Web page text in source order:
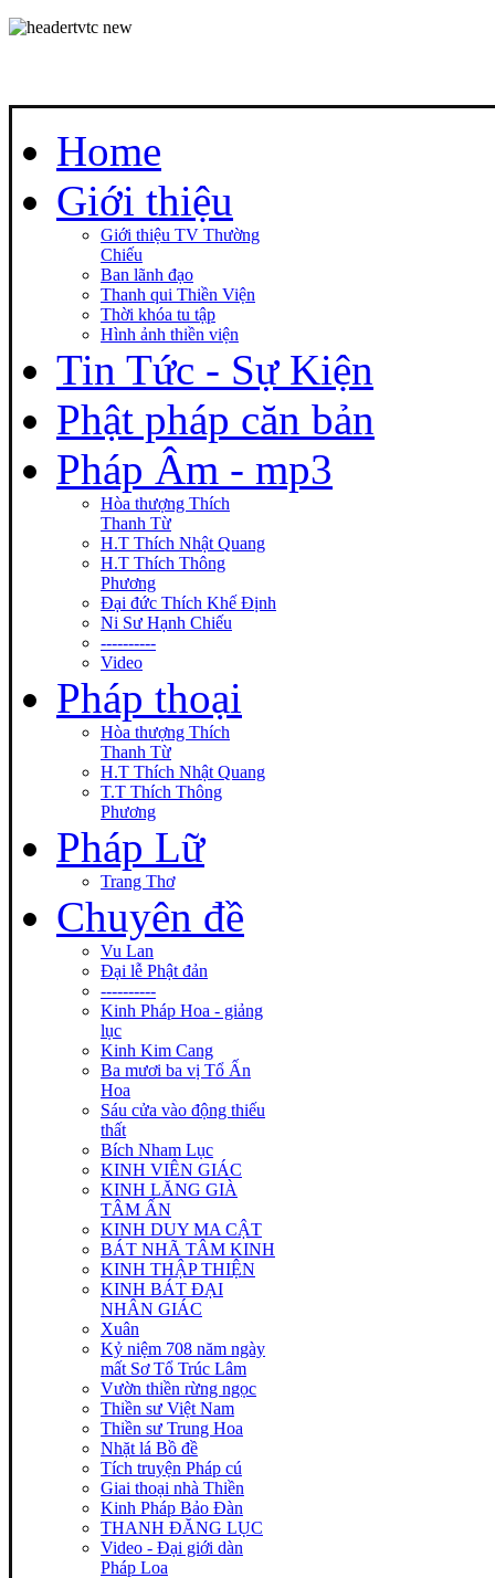
Home
Giới thiệu
Giới thiệu TV Thường
Chiếu
Ban lãnh đạo
Thanh qui Thiền Viện
Thời khóa tu tập
Hình ảnh thiền viện
Tin Tức - Sự Kiện
Phật pháp căn bản
Pháp Âm - mp3
Hòa thượng Thích
Thanh Từ
H.T Thích Nhật Quang
H.T Thích Thông
Phương
Đại đức Thích Khế Định
Ni Sư Hạnh Chiếu
----------
Video
Pháp thoại
Hòa thượng Thích
Thanh Từ
H.T Thích Nhật Quang
T.T Thích Thông
Phương
Pháp Lữ
Trang Thơ
Chuyên đề
Vu Lan
Đại lễ Phật đản
----------
Kinh Pháp Hoa - giảng
lục
Kinh Kim Cang
Ba mươi ba vị Tổ Ấn
Hoa
Sáu cửa vào động thiếu
thất
Bích Nham Lục
KINH VIÊN GIÁC
KINH LĂNG GIÀ
TÂM ẤN
KINH DUY MA CẬT
BÁT NHÃ TÂM KINH
KINH THẬP THIỆN
KINH BÁT ĐẠI
NHÂN GIÁC
Xuân
Kỷ niệm 708 năm ngày
mất Sơ Tổ Trúc Lâm
Vườn thiền rừng ngọc
Thiền sư Việt Nam
Thiền sư Trung Hoa
Nhặt lá Bồ đề
Tích truyện Pháp cú
Giai thoại nhà Thiền
Kinh Pháp Bảo Đàn
THANH ĐĂNG LỤC
Video - Đại giới dàn
Pháp Loa